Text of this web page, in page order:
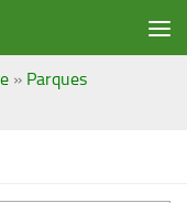
» Parques